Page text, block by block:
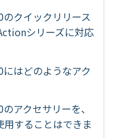
のクイックリリース
シリーズに対応
にはどのようなアク
アクセサリーを、
することはできま